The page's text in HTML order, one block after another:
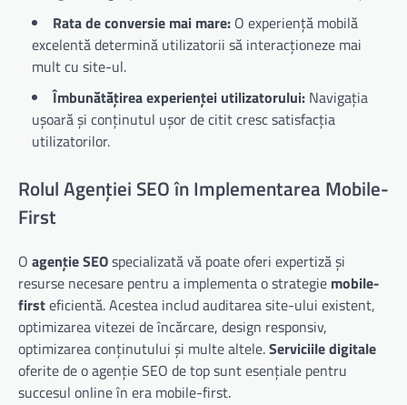
Rata de conversie mai mare: O experiență mobilă
excelentă determină utilizatorii să interacționeze mai
mult cu site-ul.
Îmbunătățirea experienței utilizatorului: Navigația
ușoară și conținutul ușor de citit cresc satisfacția
utilizatorilor.
Rolul Agenției SEO în Implementarea Mobile-
First
O agenție SEOspecializată vă poate oferi expertiză și
resurse necesare pentru a implementa o strategie mobile-
firsteficientă. Acestea includ auditarea site-ului existent,
optimizarea vitezei de încărcare, design responsiv,
optimizarea conținutului și multe altele.Serviciile digitale
oferite de o agenție SEO de top sunt esențiale pentru
succesul online în era mobile-first.